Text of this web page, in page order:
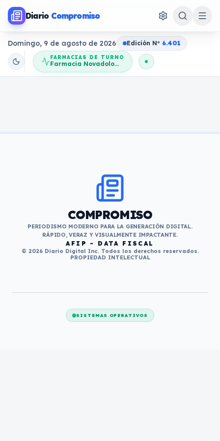
Diario Compromiso
Domingo, 9 de agosto de 2026 Edición No 6.401
FARMACIAS DE TURNO
Farmacia Novadolores
COMPROMISO
PERIODISMO MODERNO PARA LA GENERACIÓN DIGITAL.
RÁPIDO, VERAZ Y VISUALMENTE IMPACTANTE.
AFIP - DATA FISCAL
© 2026 Diario Digital Inc. Todos los derechos reservados.
PROPIEDAD INTELECTUAL
SISTEMAS OPERATIVOS